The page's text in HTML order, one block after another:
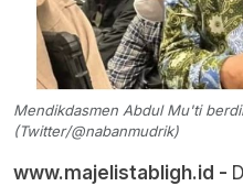
Mendikdasmen Abdul Mu'ti
(Twitter/@nabanmudrik)
www.majelistabligh.id -